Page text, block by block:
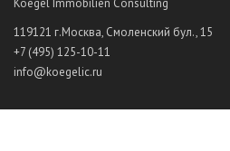
119121 г.Москва, Смоленский бул., 15
+7 (495) 125-10-11
info@koegelic.ru